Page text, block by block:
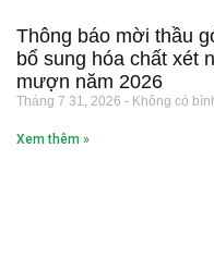
Thông báo mời thầu
bổ sung hóa chất xét
mượn năm 2026
Tháng 7 31, 2026 Không có
Xem thêm »